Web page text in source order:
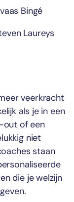
Bingé
Laureys
veerkracht
als je in een
out of een
niet
staan
die je welzijn